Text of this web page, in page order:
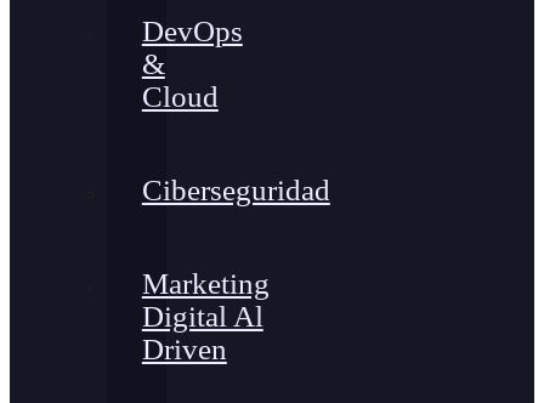
DevOps
&
Cloud
Ciberseguridad
Marketing
Digital Al
Driven